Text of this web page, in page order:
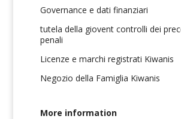
Governance e dati finanziari
tutela della giovent controlli dei
penali
Licenze e marchi registrati Kiwanis
Negozio della Famiglia Kiwanis
More information